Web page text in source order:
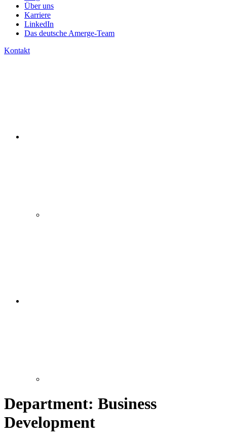
Über uns
Karriere
LinkedIn
Das deutsche Amerge-Team
Kontakt
Department: Business
Development